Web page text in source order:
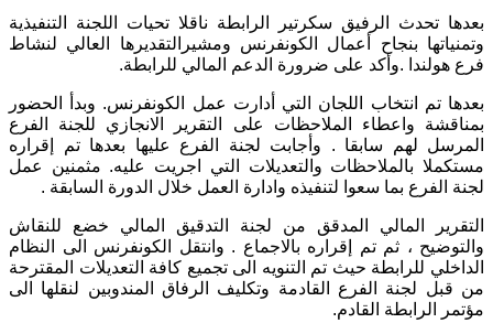
بعدها تحدث الرفيق سكرتير الرابطة ناقلا تحيات اللجنة التنفيذية
وتمنياتها بنجاح أعمال الكونفرنس ومشيرالتقديرها العالي لنشاط
فرع هولندا .وأكد على ضرورة الدعم المالي للرابطة.
بعدها تم انتخاب اللجان التي أدارت عمل الكونفرنس. وبدأ الحضور
بمناقشة واعطاء الملاحظات على التقرير الانجازي للجنة الفرع
المرسل لهم سابقا . وأجابت لجنة الفرع عليها بعدها تم إقراره
مستكملا بالملاحظات والتعديلات التي اجريت عليه. مثمنين عمل
لجنة الفرع بما سعوا لتنفيذه وادارة العمل خلال الدورة السابقة .
التقرير المالي المدقق من لجنة التدقيق المالي خضع للنقاش
والتوضيح ، ثم تم إقراره بالاجماع . وانتقل الكونفرنس الى النظام
الداخلي للرابطة حيث تم التنويه الى تجميع كافة التعديلات المقترحة
من قبل لجنة الفرع القادمة وتكليف الرفاق المندوبين لنقلها الى
مؤتمر الرابطة القادم.